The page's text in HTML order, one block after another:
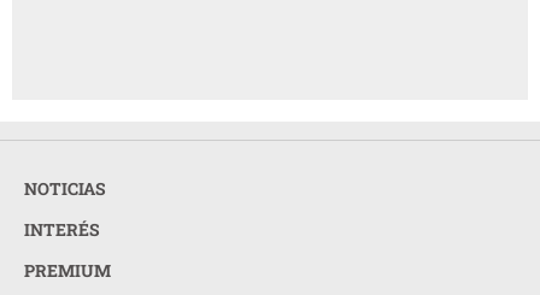
NOTICIAS
INTERÉS
PREMIUM